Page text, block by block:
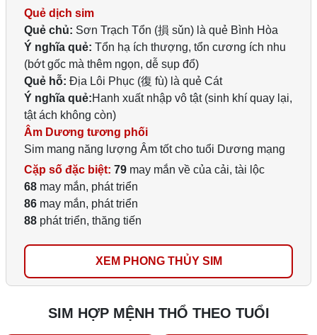
Quẻ dịch sim
Quẻ chủ: Sơn Trạch Tổn (損 sǔn) là quẻ Bình Hòa
Ý nghĩa quẻ: Tổn hạ ích thượng, tổn cương ích nhu
(bớt gốc mà thêm ngọn, dễ sụp đổ)
Quẻ hỗ: Địa Lôi Phục (復 fù) là quẻ Cát
Ý nghĩa quẻ:Hanh xuất nhập vô tật (sinh khí quay lại,
tật ách không còn)
Âm Dương tương phối
Sim mang năng lượng Âm tốt cho tuổi Dương mạng
Cặp số đặc biệt: 79 may mắn về của cải, tài lộc
68 may mắn, phát triển
86 may mắn, phát triển
88 phát triển, thăng tiến
XEM PHONG THỦY SIM
SIM HỢP MỆNH THỔ THEO TUỔI